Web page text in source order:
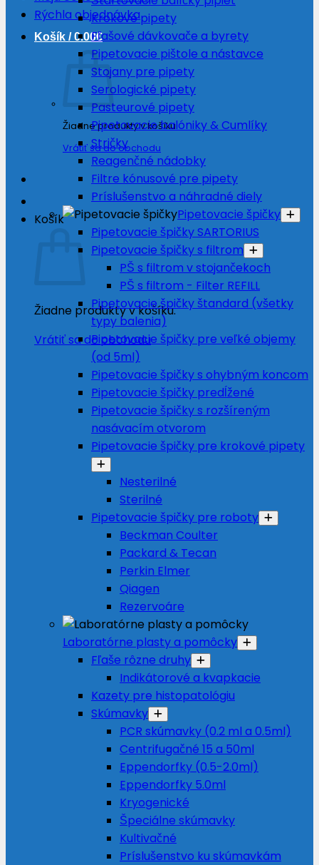
Rýchla objednávka
Košík /0.00€
Žiadne produkty v košíku.
Vrátiť sa do obchodu
Košík
Žiadne produkty v košíku.
Vrátiť sa do obchodu
Krokové pipety
Fľašové dávkovače a byrety
Pipetovacie pištole a nástavce
Stojany pre pipety
Serologické pipety
Pasteurové pipety
Pipetovacie balóniky & Cumlíky
Stričky
Reagenčné nádobky
Filtre kónusové pre pipety
Príslušenstvo a náhradné diely
Pipetovacie špičky
Pipetovacie špičky SARTORIUS
Pipetovacie špičky s filtrom
PŠ s filtrom v stojančekoch
PŠ s filtrom - Filter REFILL
Pipetovacie špičky štandard (všetky
typy balenia)
Pipetovacie špičky pre veľké objemy
(od 5ml)
Pipetovacie špičky s ohybným koncom
Pipetovacie špičky predĺžené
Pipetovacie špičky s rozšíreným
nasávacím otvorom
Pipetovacie špičky pre krokové pipety
Nesterilné
Sterilné
Pipetovacie špičky pre roboty
Beckman Coulter
Packard & Tecan
Perkin Elmer
Qiagen
Rezervoáre
Laboratórne plasty a pomôcky
Fľaše rôzne druhy
Indikátorové a kvapkacie
Kazety pre histopatológiu
Skúmavky
PCR skúmavky (0.2 ml a 0.5ml)
Centrifugačné 15 a 50ml
Eppendorfky (0.5-2.0ml)
Eppendorfky 5.0ml
Kryogenické
Špeciálne skúmavky
Kultivačné
Príslušenstvo ku skúmavkám